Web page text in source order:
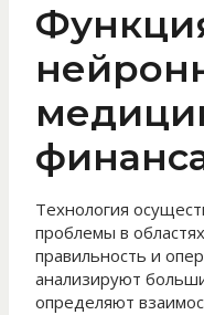
Технология
проблемы в
правильность и
анализируют
определяют